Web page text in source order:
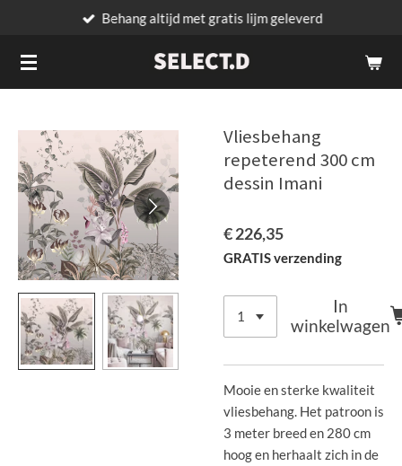
naar
Behang altijd met gratis lijm geleverd
Vliesbehang
repeterend 300 cm
dessin Imani
€ 226,35
GRATIS verzending
In
winkelwagen
Mooie en sterke kwaliteit
vliesbehang. Het patroon is
3 meter breed en 280 cm
hoog en herhaalt zich in de